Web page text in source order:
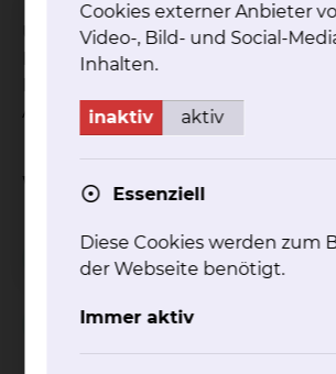
Unsere ehrenamtlich tätigen
Herren stehen unseren
Aufenthalt bei uns zu erleichtern.
Weitere Informationen
Besuchsservice
Unterstützung während des
Cookies externer Anbieter
Video-, Bild- und Social-
Inhalten.
inaktiv aktiv
Essenziell
Diese Cookies werden zum
der Webseite benötigt.
Immer aktiv